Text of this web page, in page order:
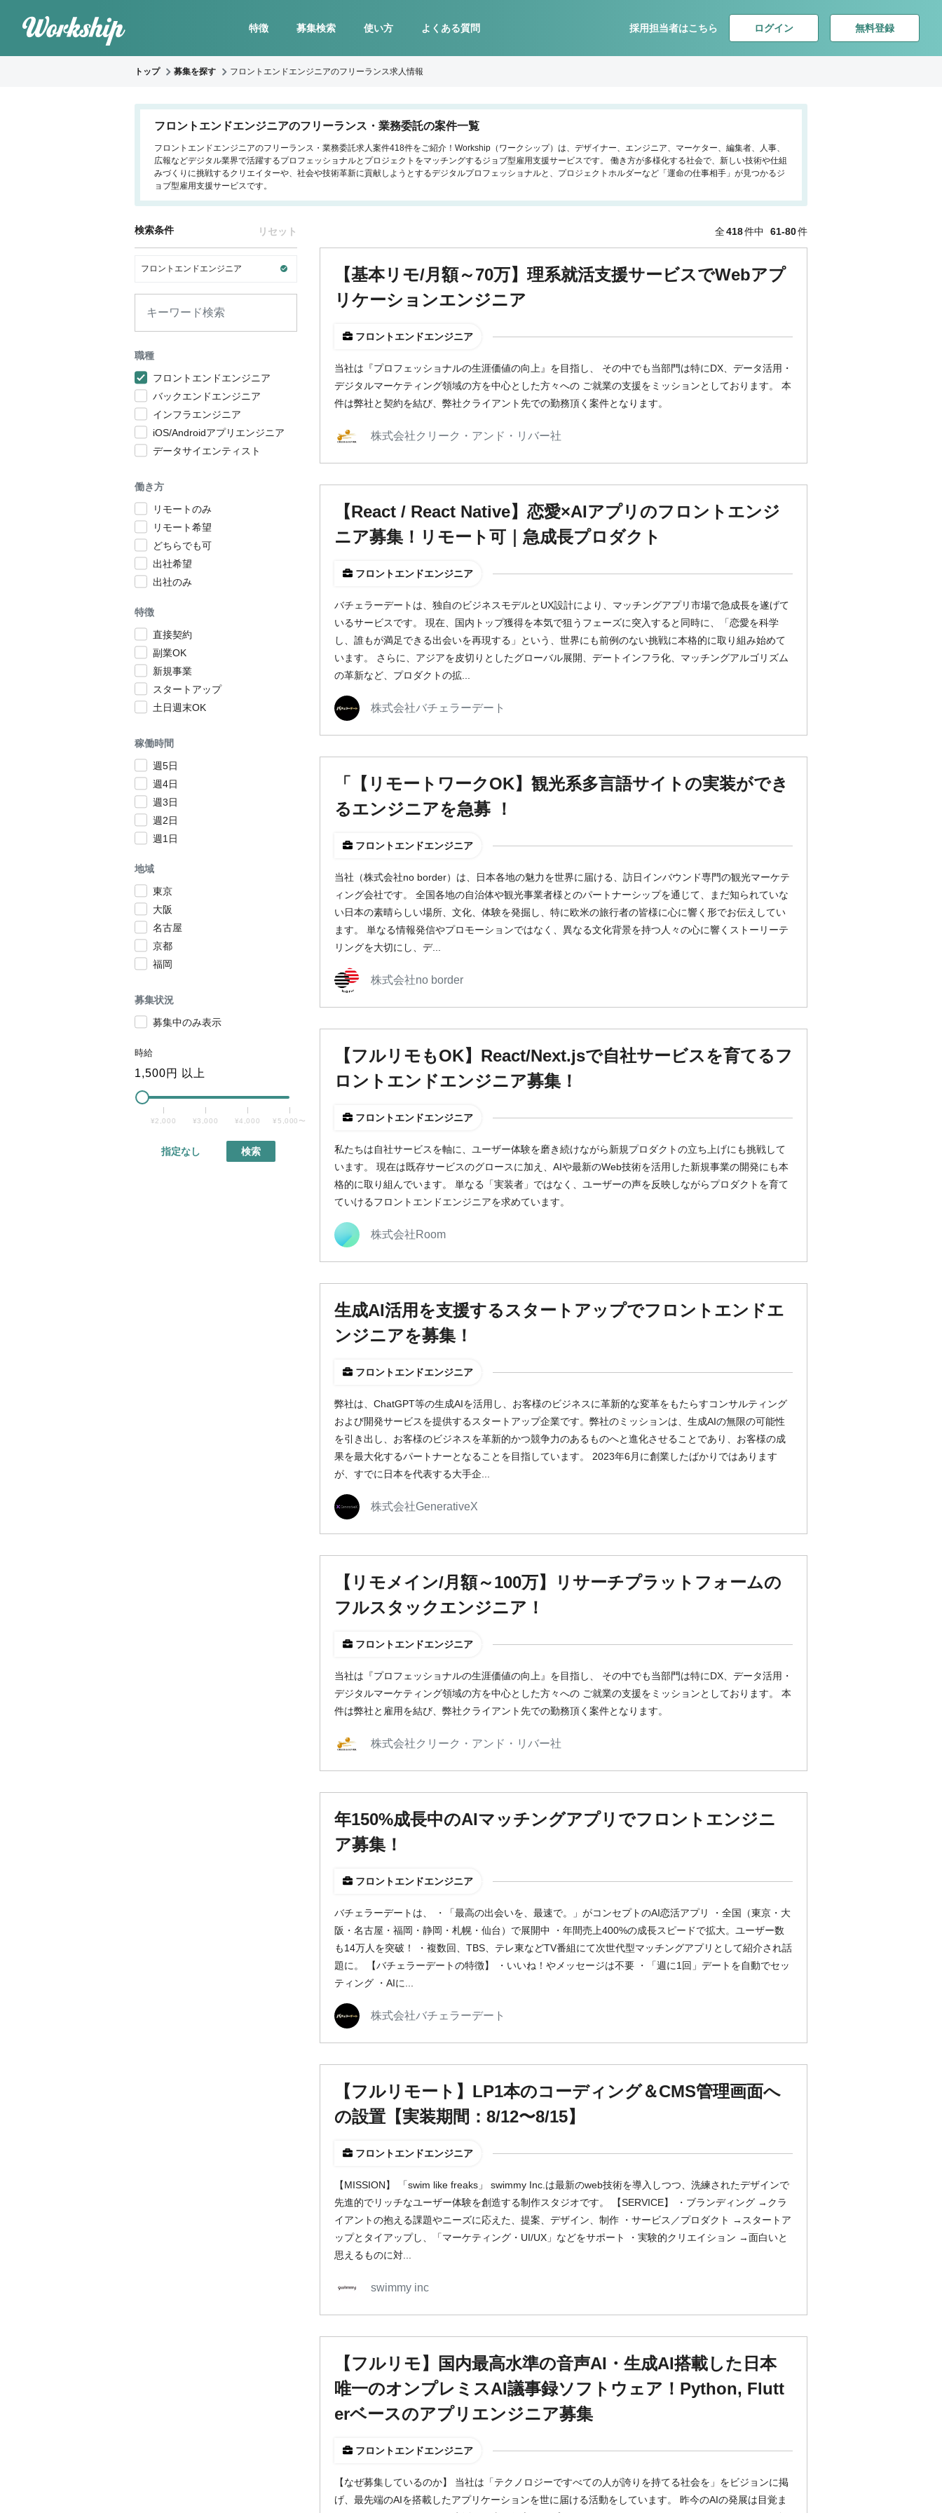
特徴 募集検索 使い方 よくある質問 採用担当者はこちら ログイン 無料登録
トップ 募集を探す フロントエンドエンジニアのフリーランス求人情報
フロントエンドエンジニアのフリーランス・業務委託の案件一覧
フロントエンドエンジニアのフリーランス・業務委託求人案件418件をご紹介！Workship（ワークシップ）は、デザイナー、エンジニア、マーケター、編集者、人事、
広報などデジタル業界で活躍するプロフェッショナルとプロジェクトをマッチングするジョブ型雇用支援サービスです。 働き方が多様化する社会で、新しい技術や仕組
みづくりに挑戦するクリエイターや、社会や技術革新に貢献しようとするデジタルプロフェッショナルと、プロジェクトホルダーなど「運命の仕事相手」が見つかるジ
ョブ型雇用支援サービスです。
検索条件 リセット
フロントエンドエンジニア
職種
フロントエンドエンジニア
バックエンドエンジニア
インフラエンジニア
iOS/Androidアプリエンジニア
データサイエンティスト
働き方
リモートのみ
リモート希望
どちらでも可
出社希望
出社のみ
特徴
直接契約
副業OK
新規事業
スタートアップ
土日週末OK
稼働時間
週5日
週4日
週3日
週2日
週1日
地域
東京
大阪
名古屋
京都
福岡
募集状況
募集中のみ表示
時給
1,500円 以上
¥2,000 ¥3,000 ¥4,000 ¥5,000〜
指定なし 検索
全418件中 61-80件
【基本リモ/月額～70万】理系就活支援サービスでWebアプ
リケーションエンジニア
フロントエンドエンジニア
当社は『プロフェッショナルの生涯価値の向上』を目指し、 その中でも当部門は特にDX、データ活用・
デジタルマーケティング領域の方を中心とした方々への ご就業の支援をミッションとしております。 本
件は弊社と契約を結び、弊社クライアント先での勤務頂く案件となります。
株式会社クリーク・アンド・リバー社
【React / React Native】恋愛×AIアプリのフロントエンジ
ニア募集！リモート可｜急成長プロダクト
フロントエンドエンジニア
バチェラーデートは、独自のビジネスモデルとUX設計により、マッチングアプリ市場で急成長を遂げて
いるサービスです。 現在、国内トップ獲得を本気で狙うフェーズに突入すると同時に、「恋愛を科学
し、誰もが満足できる出会いを再現する」という、世界にも前例のない挑戦に本格的に取り組み始めて
います。 さらに、アジアを皮切りとしたグローバル展開、デートインフラ化、マッチングアルゴリズム
の革新など、プロダクトの拡...
株式会社バチェラーデート
「【リモートワークOK】観光系多言語サイトの実装ができ
るエンジニアを急募 ！
フロントエンドエンジニア
当社（株式会社no border）は、日本各地の魅力を世界に届ける、訪日インバウンド専門の観光マーケテ
ィング会社です。 全国各地の自治体や観光事業者様とのパートナーシップを通じて、まだ知られていな
い日本の素晴らしい場所、文化、体験を発掘し、特に欧米の旅行者の皆様に心に響く形でお伝えしてい
ます。 単なる情報発信やプロモーションではなく、異なる文化背景を持つ人々の心に響くストーリーテ
リングを大切にし、デ...
株式会社no border
【フルリモもOK】React/Next.jsで自社サービスを育てるフ
ロントエンドエンジニア募集！
フロントエンドエンジニア
私たちは自社サービスを軸に、ユーザー体験を磨き続けながら新規プロダクトの立ち上げにも挑戦して
います。 現在は既存サービスのグロースに加え、AIや最新のWeb技術を活用した新規事業の開発にも本
格的に取り組んでいます。 単なる「実装者」ではなく、ユーザーの声を反映しながらプロダクトを育て
ていけるフロントエンドエンジニアを求めています。
株式会社Room
生成AI活用を支援するスタートアップでフロントエンドエ
ンジニアを募集！
フロントエンドエンジニア
弊社は、ChatGPT等の生成AIを活用し、お客様のビジネスに革新的な変革をもたらすコンサルティング
および開発サービスを提供するスタートアップ企業です。弊社のミッションは、生成AIの無限の可能性
を引き出し、お客様のビジネスを革新的かつ競争力のあるものへと進化させることであり、お客様の成
果を最大化するパートナーとなることを目指しています。 2023年6月に創業したばかりではあります
が、すでに日本を代表する大手企...
株式会社GenerativeX
【リモメイン/月額～100万】リサーチプラットフォームの
フルスタックエンジニア！
フロントエンドエンジニア
当社は『プロフェッショナルの生涯価値の向上』を目指し、 その中でも当部門は特にDX、データ活用・
デジタルマーケティング領域の方を中心とした方々への ご就業の支援をミッションとしております。 本
件は弊社と雇用を結び、弊社クライアント先での勤務頂く案件となります。
株式会社クリーク・アンド・リバー社
年150%成長中のAIマッチングアプリでフロントエンジニ
ア募集！
フロントエンドエンジニア
バチェラーデートは、 ・「最高の出会いを、最速で。」がコンセプトのAI恋活アプリ ・全国（東京・大
阪・名古屋・福岡・静岡・札幌・仙台）で展開中 ・年間売上400%の成長スピードで拡大。ユーザー数
も14万人を突破！ ・複数回、TBS、テレ東などTV番組にて次世代型マッチングアプリとして紹介され話
題に。 【バチェラーデートの特徴】 ・いいね！やメッセージは不要 ・「週に1回」デートを自動でセッ
ティング ・AIに...
株式会社バチェラーデート
【フルリモート】LP1本のコーディング＆CMS管理画面へ
の設置【実装期間：8/12〜8/15】
フロントエンドエンジニア
【MISSION】 「swim like freaks」 swimmy Inc.は最新のweb技術を導入しつつ、洗練されたデザインで
先進的でリッチなユーザー体験を創造する制作スタジオです。 【SERVICE】 ・ブランディング →クラ
イアントの抱える課題やニーズに応えた、提案、デザイン、制作 ・サービス／プロダクト →スタートア
ップとタイアップし、「マーケティング・UI/UX」などをサポート ・実験的クリエイション →面白いと
思えるものに対...
swimmy inc
【フルリモ】国内最高水準の音声AI・生成AI搭載した日本
唯一のオンプレミスAI議事録ソフトウェア！Python, Flutt
erベースのアプリエンジニア募集
フロントエンドエンジニア
【なぜ募集しているのか】 当社は「テクノロジーですべての人が誇りを持てる社会を」をビジョンに掲
げ、最先端のAIを搭載したアプリケーションを世に届ける活動をしています。 昨今のAIの発展は目覚ま